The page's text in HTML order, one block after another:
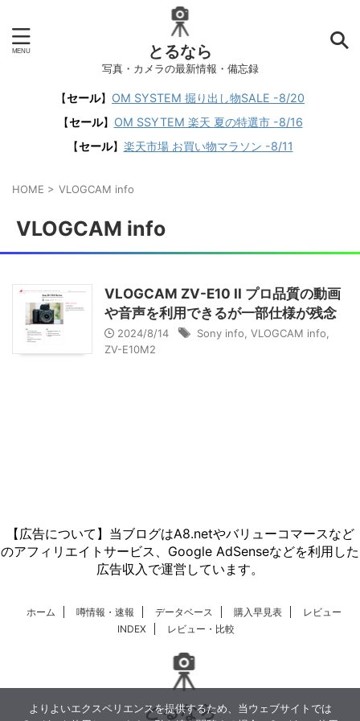
とるなら
写真・カメラの最新情報・備忘録
【セール】 OM SYSTEM 掘り出し物SALE -8/20
【セール】 OM SSYTEM 楽天 夏の特選市 -8/16
【セール】 楽天市場 お買い物マラソン -8/11
HOME > VLOGCAM info
VLOGCAM info
VLOGCAM ZV-E10 II プロ品質の動画
や音声を利用できるが一部仕様が残念
2024/8/14 Sony info VLOGCAM info
ZV-E10M2
【広告について】当ブログはA8.netやバリューコマースなど
のアフィリエイトサービス、Google AdSenseなどを利用した
広告収入で運営しています。
ホーム 噂情報・速報 データベース 購入早見表
レビュー
INDEX
レビュー・比較
とるなら
よりよいエクスペリエンスを提供するため、当ウェブサイトでは